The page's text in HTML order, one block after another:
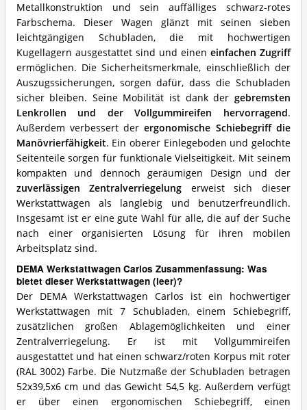
Metallkonstruktion und sein auffälliges schwarz-rotes
Farbschema. Dieser Wagen glänzt mit seinen sieben
leichtgängigen Schubladen, die mit hochwertigen
Kugellagern ausgestattet sind und einen einfachen Zugriff
ermöglichen. Die Sicherheitsmerkmale, einschließlich der
Auszugssicherungen, sorgen dafür, dass die Schubladen
sicher bleiben. Seine Mobilität ist dank der gebremsten
Lenkrollen und der Vollgummireifen hervorragend.
Außerdem verbessert derergonomische Schiebegriff die
Manövrierfähigkeit. Ein oberer Einlegeboden und gelochte
Seitenteile sorgen für funktionale Vielseitigkeit. Mit seinem
kompakten und dennoch geräumigen Design und der
zuverlässigen Zentralverriegelung erweist sich dieser
Werkstattwagen als langlebig und benutzerfreundlich.
Insgesamt ist er eine gute Wahl für alle, die auf der Suche
nach einer organisierten Lösung für ihren mobilen
Arbeitsplatz sind.
DEMA Werkstattwagen Carlos Zusammenfassung: Was
bietet dieser Werkstattwagen (leer)?
Der DEMA Werkstattwagen Carlos ist ein hochwertiger
Werkstattwagen mit 7 Schubladen, einem Schiebegriff,
zusätzlichen großen Ablagemöglichkeiten und einer
Zentralverriegelung. Er ist mit Vollgummireifen
ausgestattet und hat einen schwarz/roten Korpus mit roter
(RAL 3002) Farbe. Die Nutzmaße der Schubladen betragen
52x39,5x6 cm und das Gewicht 54,5 kg. Außerdem verfügt
er über einen ergonomischen Schiebegriff, einen